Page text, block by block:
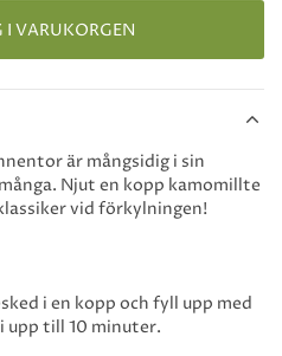
I VARUKORGEN
är mångsidig i sin
Njut en kopp kamomillte
vid förkylningen!
i en kopp och fyll upp med
upp till 10 minuter.